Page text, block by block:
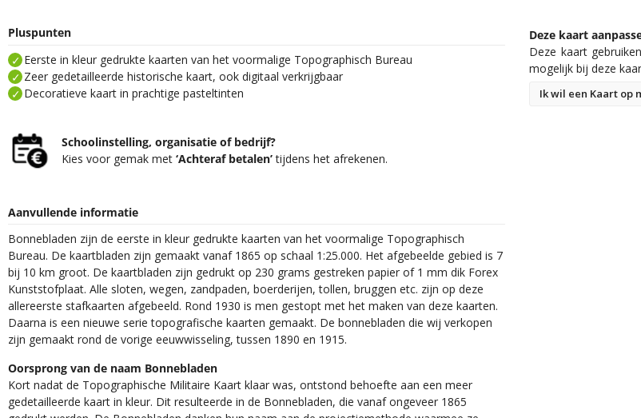
Pluspunten
Eerste in kleur gedrukte kaarten van het voormalige Topographisch Bureau
Zeer gedetailleerde historische kaart, ook digitaal verkrijgbaar
Decoratieve kaart in prachtige pasteltinten
Schoolinstelling, organisatie of bedrijf?
Kies voor gemak met‘Achteraf betalen’tijdens het afrekenen.
Aanvullende informatie
Bonnebladen zijn de eerste in kleur gedrukte kaarten van het voormalige Topographisch
Bureau. De kaartbladen zijn gemaakt vanaf 1865 op schaal 1:25.000. Het afgebeelde gebied is 7
bij 10 km groot. De kaartbladen zijn gedrukt op 230 grams gestreken papier of 1 mm dik Forex
Kunststofplaat. Alle sloten, wegen, zandpaden, boerderijen, tollen, bruggen etc. zijn op deze
allereerste stafkaarten afgebeeld. Rond 1930 is men gestopt met het maken van deze kaarten.
Daarna is een nieuwe serie topografische kaarten gemaakt. De bonnebladen die wij verkopen
zijn gemaakt rond de vorige eeuwwisseling, tussen 1890 en 1915.
Oorsprong van de naam Bonnebladen
Kort nadat de Topographische Militaire Kaart klaar was, ontstond behoefte aan een meer
gedetailleerde kaart in kleur. Dit resulteerde in de Bonnebladen, die vanaf ongeveer 1865
Deze kaart
Deze kaart
mogelijk bij deze
Ik wil een Kaart op